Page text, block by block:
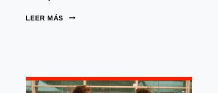
LEER MÁS
LA
FERRARI”:
LA